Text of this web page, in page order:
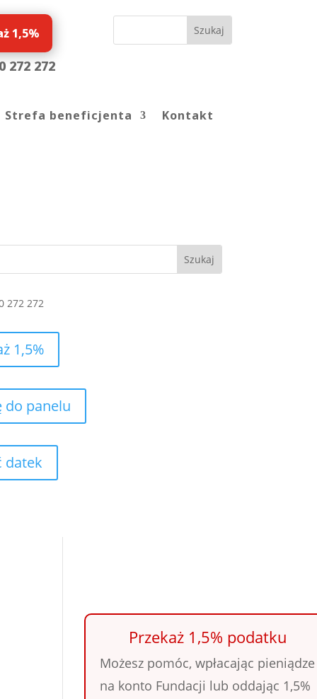
1,5%
272 272
Strefa beneficjenta Kontakt
272 272
1,5%
do panelu
datek
Przekaż 1,5% podatku
Możesz pomóc, wpłacając pieniądze
na konto Fundacji lub oddając 1,5%